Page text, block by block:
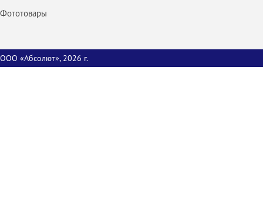
Фототовары
ООО «Абсолют», 2026 г.